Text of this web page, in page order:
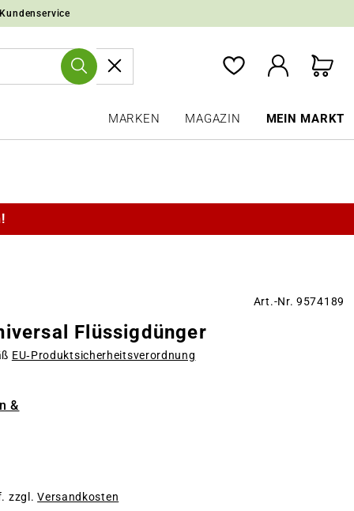
MARKEN MAGAZIN MEIN MARKT
&
Art.-Nr. 9574189
Flüssigdünger
EU‑Produktsicherheitsverordnung
IST ZURZEIT NICHT VERFÜGBAR.)
zzgl.Versandkosten